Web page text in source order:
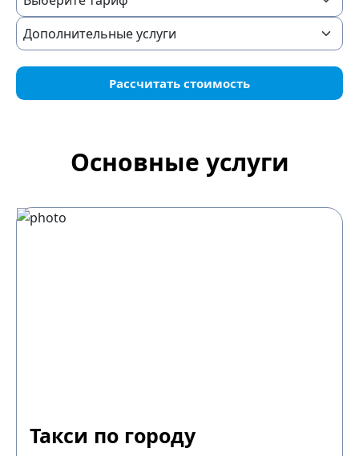
Рассчитать стоимость
Основные услуги
Такси по городу